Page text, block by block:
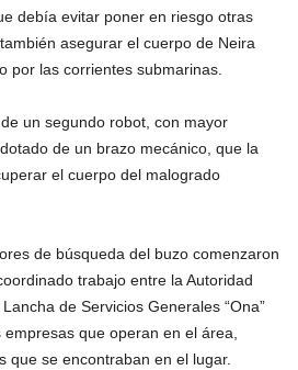
debía evitar poner en riesgo otras
asegurar el cuerpo de Neira
por las corrientes submarinas.
un segundo robot, con mayor
de un brazo mecánico, que la
el cuerpo del malogrado
de búsqueda del buzo comenzaron
trabajo entre la Autoridad
de Servicios Generales “Ona”
que operan en el área,
que se encontraban en el lugar.